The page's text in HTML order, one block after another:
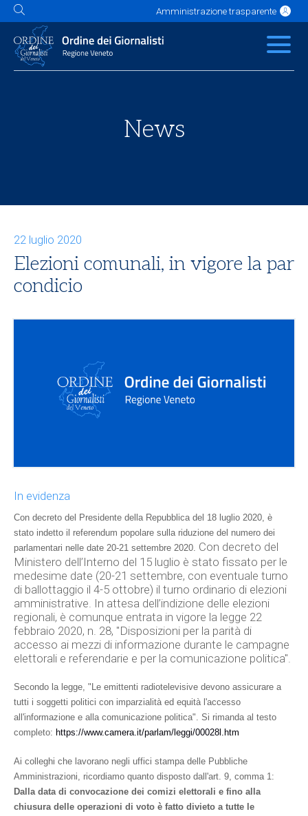
Amministrazione trasparente
L'Ordine News Servizi Albo
Contatti Link utili
News
22 luglio 2020
Elezioni comunali, in vigore la par
condicio
In evidenza
Con decreto del Presidente della Repubblica del 18 luglio 2020, è
stato indetto il referendum popolare sulla riduzione del numero dei
parlamentari nelle date 20-21 settembre 2020. Con decreto del
Ministero dell’Interno del 15 luglio è stato fissato per le
medesime date (20-21 settembre, con eventuale turno
di ballottaggio il 4-5 ottobre) il turno ordinario di elezioni
amministrative. In attesa dell’indizione delle elezioni
regionali, è comunque entrata in vigore la legge 22
febbraio 2020, n. 28, "Disposizioni per la parità di
accesso ai mezzi di informazione durante le campagne
elettorali e referendarie e per la comunicazione politica".
Secondo la legge, "Le emittenti radiotelevisive devono assicurare a
tutti i soggetti politici con imparzialità ed equità l'accesso
all'informazione e alla comunicazione politica". Si rimanda al testo
completo: https://www.camera.it/parlam/leggi/00028l.htm
Ai colleghi che lavorano negli uffici stampa delle Pubbliche
Amministrazioni, ricordiamo quanto disposto dall'art. 9, comma 1:
Dalla data di convocazione dei comizi elettorali e fino alla
chiusura delle operazioni di voto è fatto divieto a tutte le